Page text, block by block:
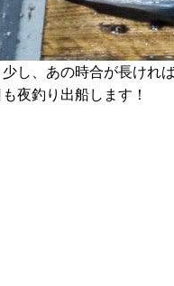
少し、あの時合が長ければ
夜釣り出船します！